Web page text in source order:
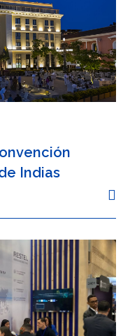
Indias